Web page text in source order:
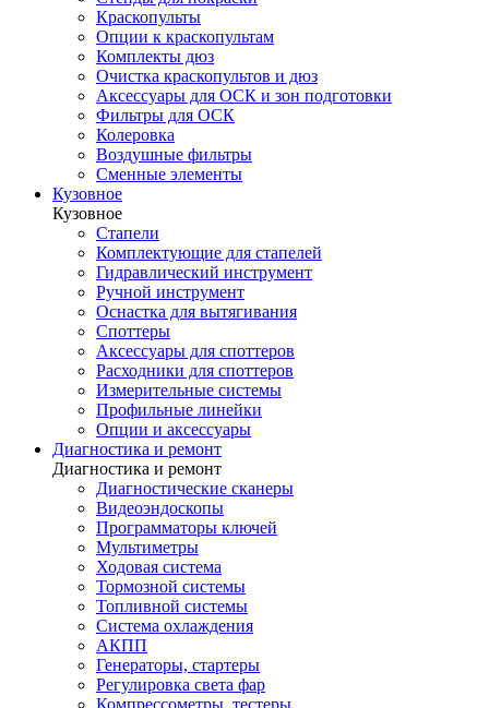
Краскопульты
Опции к краскопультам
Комплекты дюз
Очистка краскопультов и дюз
Аксессуары для ОСК и зон подготовки
Фильтры для ОСК
Колеровка
Воздушные фильтры
Сменные элементы
Кузовное
Кузовное
Стапели
Комплектующие для стапелей
Гидравлический инструмент
Ручной инструмент
Оснастка для вытягивания
Споттеры
Аксессуары для споттеров
Расходники для споттеров
Измерительные системы
Профильные линейки
Опции и аксессуары
Диагностика и ремонт
Диагностика и ремонт
Диагностические сканеры
Видеоэндоскопы
Программаторы ключей
Мультиметры
Ходовая система
Тормозной системы
Топливной системы
Система охлаждения
АКПП
Генераторы, стартеры
Регулировка света фар
Компрессометры, тестеры